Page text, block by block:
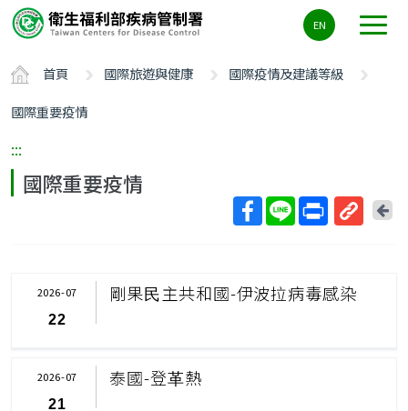
要
容
ALT+C
EN
首頁 國際旅遊與健康
國際疫情及建議等級
國際重要疫情
:::
國際重要疫情
網
回
剛果⺠主共和國-伊波拉病毒感染
2026-07
22
泰國-登⾰熱
2026-07
21